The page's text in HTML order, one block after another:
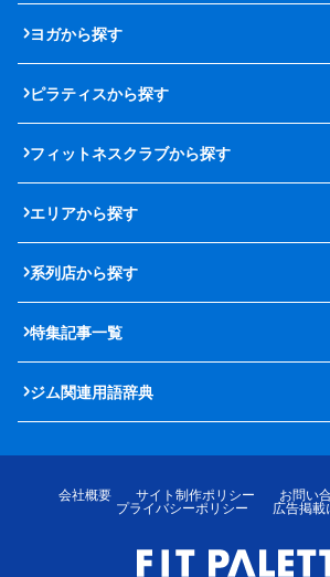
ヨガから探す
ピラティスから探す
フィットネスクラブから探す
エリアから探す
系列店から探す
特集記事一覧
ジム関連用語辞典
会社概要 サイト制作ポリシー お問い
プライバシーポリシー
広告掲載